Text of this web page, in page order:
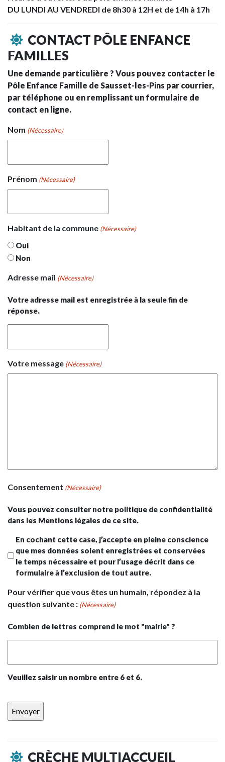
DU LUNDI AU VENDREDI de 8h30 à 12H et de 14h à 17h
CONTACT PÔLE ENFANCE
FAMILLES
Une demande particulière ? Vous pouvez contacter le
Pôle Enfance Famille de Sausset-les-Pins par courrier,
par téléphone ou en remplissant un formulaire de
contact en ligne.
Nom (Nécessaire)
Prénom (Nécessaire)
Habitant de la commune (Nécessaire)
Oui
Non
Adresse mail (Nécessaire)
Votre adresse mail est enregistrée à la seule fin de
réponse.
Votre message (Nécessaire)
Consentement (Nécessaire)
Vous pouvez consulter notre politique de confidentialité
dans les Mentions légales de ce site.
En cochant cette case, j’accepte en pleine conscience
que mes données soient enregistrées et conservées
le temps nécessaire et pour l’usage décrit dans ce
formulaire à l’exclusion de tout autre.
Pour vérifier que vous êtes un humain, répondez à la
question suivante : (Nécessaire)
Combien de lettres comprend le mot "mairie" ?
Veuillez saisir un nombre entre 6 et 6.
CRÈCHE MULTIACCUEIL